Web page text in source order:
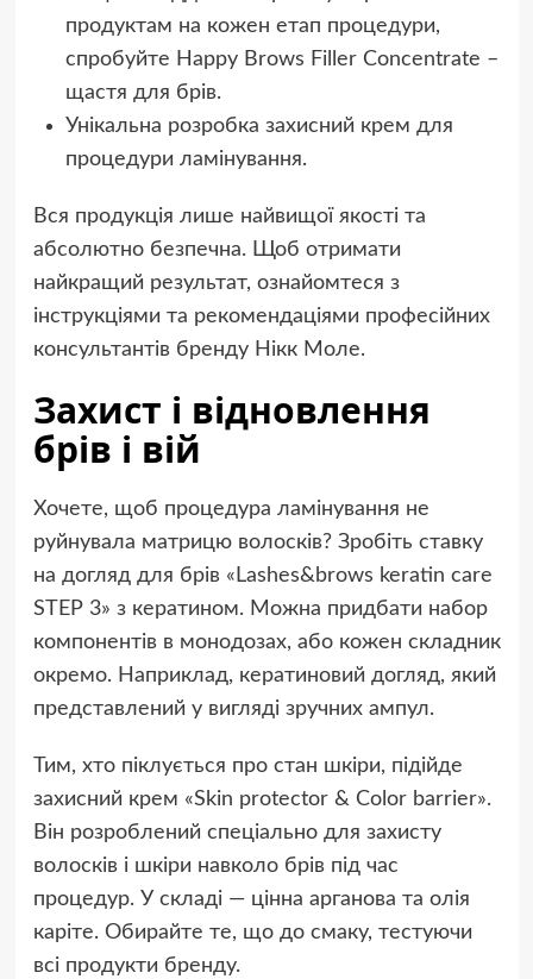
продуктам на кожен етап процедури,
спробуйте Happy Brows Filler Concentrate –
щастя для брів.
Унікальна розробка захисний крем для
процедури ламінування.
Вся продукція лише найвищої якості та
абсолютно безпечна. Щоб отримати
найкращий результат, ознайомтеся з
інструкціями та рекомендаціями професійних
консультантів бренду Нікк Моле.
Захист і відновлення
брів і вій
Хочете, щоб процедура ламінування не
руйнувала матрицю волосків? Зробіть ставку
на догляд для брів «Lashes&brows keratin care
STEP 3» з кератином. Можна придбати набор
компонентів в монодозах, або кожен складник
окремо. Наприклад, кератиновий догляд, який
представлений у вигляді зручних ампул.
Тим, хто піклується про стан шкіри, підійде
захисний крем «Skin protector & Color barrier».
Він розроблений спеціально для захисту
волосків і шкіри навколо брів під час
процедур. У складі — цінна арганова та олія
каріте. Обирайте те, що до смаку, тестуючи
всі продукти бренду.